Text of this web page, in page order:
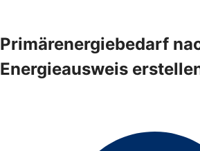
Primärenergiebedarf
Energieausweis